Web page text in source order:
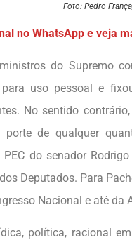
Foto: Pedro
no WhatsApp e veja
do Supremo
uso pessoal e
No sentido
de qualquer
do senador
Deputados. Para
Nacional e até da
política, racional